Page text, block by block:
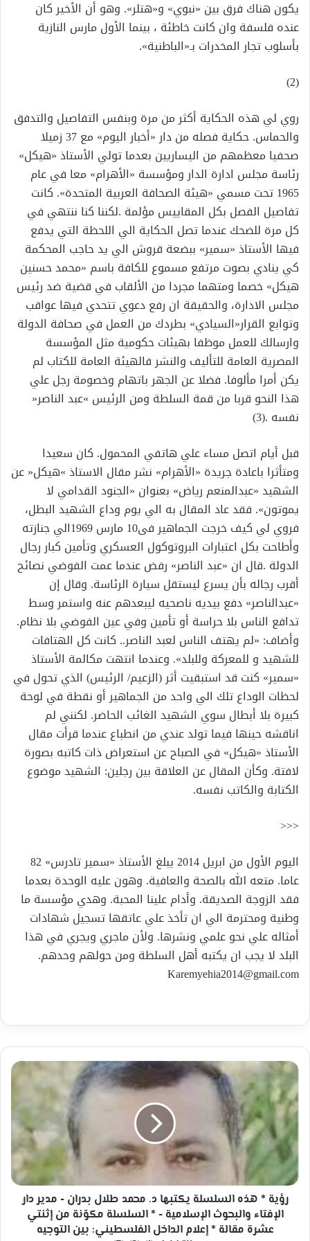
يكون هناك فرق بين «نبوي» و«هتلر». وهو أن الأخير كان
عنده فلسفة وان كانت خاطئة ، بينما الأول مارس النازية
بأسلوب تجار المخدرات بـ«الباطنية».
(2)
روي لي هذه الحكاية أكثر من مرة وبنفس التفاصيل والتدفق
والحماس. حكاية فصله من دار «أخبار اليوم» مع 37 زميلا
صحفيا معظمهم من اليساريين بعدما تولي الأستاذ «هيكل»
رئاسة مجلس ادارة الدار ومؤسسة «الأهرام» معا في عام
1965 تحت مسمي «هيئة الصحافة العربية المتحدة». كانت
تفاصيل الفصل بكل المقاييس مؤلمة .لكننا كنا ننتهي في
كل مرة للضحك عندما تصل الحكاية الي اللحظة التي يدفع
فيها الأستاذ «سمير» ببضعة قروش الي يد حاجب المحكمة
كي ينادي بصوت مرتفع مسموع للكافة باسم «محمد حسنين
هيكل» خصما ومتهما مجردا من الألقاب في قضية ضد رئيس
مجلس الادارة، والحقيقة ان رفع دعوي تتحدي فيها عواقب
وتوابع القرار«السيادي» بطردك من العمل في صحافة الدولة
وارسالك للعمل موظفا بهيئات حكومية مثل المؤسسة
المصرية العامة للتأليف والنشر فالهيئة العامة للكتاب لم
يكن أمرا مألوفا. فضلا عن الجهر باتهام وخصومة رجل علي
هذا النحو قربا من قمة السلطة ومن الرئيس »عبد الناصر«
نفسه .(3)
قبل أيام اتصل مساء علي هاتفي المحمول. كان سعيدا
ومتأثرا باعادة جريدة «الأهرام» نشر مقال الاستاذ »هيكل« عن
الشهيد «عبدالمنعم رياض» بعنوان «الجنود القدامي لا
يموتون». فقد عاد المقال به الي يوم وداع الشهيد البطل،
فروي لي كيف خرجت الجماهير فى10 مارس 1969الي جنازته
وأطاحت بكل اعتبارات البروتوكول العسكري وتأمين كبار رجال
الدولة .قال ان «عبد الناصر» رفض عندما عمت الفوضي نصائح
أقرب رجاله بأن يسرع ليستقل سيارة الرئاسة. وقال إن
«عبدالناصر» دفع بيديه ناصحيه ليبعدهم عنه واستمر وسط
تدافع الناس بلا حراسة أو تأمين وفي عين الفوضي بلا نظام.
وأضاف: «لم يهتف الناس لعبد الناصر.. كانت كل الهتافات
للشهيد و للمعركة وللبلد». وعندما انتهت مكالمة الأستاذ
«سمير» كنت قد استبقيت أثر (الزعيم/ الرئيس) الذي تحول في
لحظات الوداع تلك الي واحد من الجماهير أو نقطة في لوحة
كبيرة بلا أبطال سوي الشهيد الغائب الحاضر. لكنني لم
اناقشه حينها فيما تولد عندي من انطباع عندما قرأت مقال
الأستاذ «هيكل» في الصباح عن استعراض ذات كاتبه بصورة
لافتة. وكأن المقال عن العلاقة بين رجلين: الشهيد موضوع
الكتابة والكاتب نفسه.
<<<
اليوم الأول من ابريل 2014 يبلغ الأستاذ «سمير تادرس» 82
عاما. متعه الله بالصحة والعافية. وهون عليه الوحدة بعدما
فقد الزوجة الصديقة. وأدام علينا المحبة. وهدي مؤسسة ما
وطنية ومحترمة الي ان تأخذ علي عاتقها تسجيل شهادات
أمثاله علي نحو علمي ونشرها. ولأن ماجري ويجري في هذا
البلد لا يجب ان يكتبه أهل السلطة ومن حولهم وحدهم.
Karemyehia2014@gmail.com
رؤية
*
هذه
السلسلة
يكتبها
د.
محمد
طلال
بدران
مدير
رؤية * هذه السلسلة يكتبها د. محمد طلال بدران - مدير دار
الإفتاء والبحوث الإسلامية - * السلسلة مكوّنة من إثنتي
عشرة مقالة * إعلام الداخل الفلسطيني: بين التوجيه